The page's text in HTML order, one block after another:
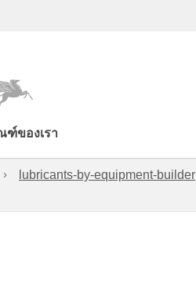
ฑ์ของเรา
lubricants-by-equipment-builder